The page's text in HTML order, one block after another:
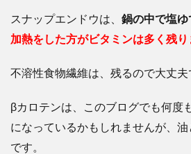
スナップエンドウは、 鍋の中で塩
加熱をした方がビタミンは多く残り
不溶性食物繊維は、残るので大丈夫
βカロテンは、このブログでも何度
になっているかもしれませんが、
です。